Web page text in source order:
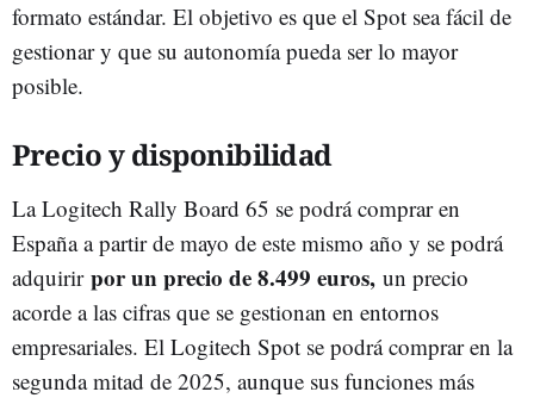
formato estándar. El objetivo es que el Spot sea fácil de
gestionar y que su autonomía pueda ser lo mayor
posible.
Precio y disponibilidad
La Logitech Rally Board 65 se podrá comprar en
España a partir de mayo de este mismo año y se podrá
adquirir por un precio de 8.499 euros, un precio
acorde a las cifras que se gestionan en entornos
empresariales. El Logitech Spot se podrá comprar en la
segunda mitad de 2025, aunque sus funciones más